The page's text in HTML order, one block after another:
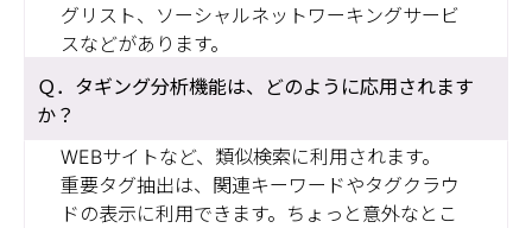
グリスト、ソーシャルネットワーキングサービ
スなどがあります。
タギング分析機能は、どのように応用されます
か？
WEBサイトなど、類似検索に利用されます。
重要タグ抽出は、関連キーワードやタグクラウ
ドの表示に利用できます。ちょっと意外なとこ